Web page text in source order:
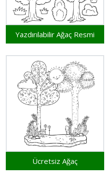
Yazdırılabilir Ağaç Resmi
Ücretsiz Ağaç